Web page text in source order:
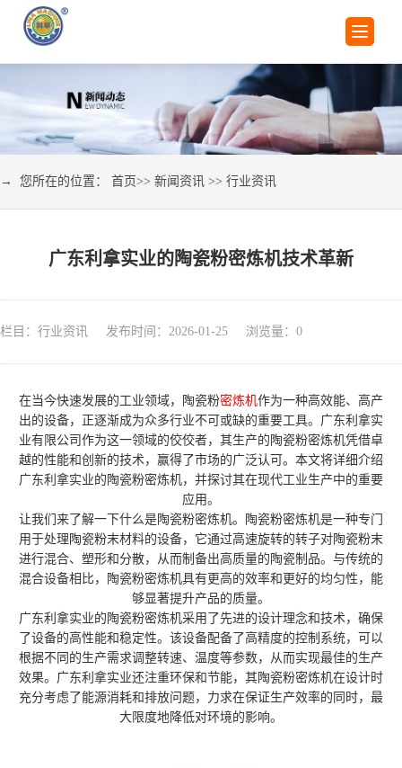
→ 您所在的位置： 首页>> 新闻资讯 >> 行业资讯
广东利拿实业的陶瓷粉密炼机技术革新
栏目：行业资讯 发布时间：2026-01-25 浏览量： 0
在当今快速发展的工业领域，陶瓷粉密炼机作为一种高效能、高产
出的设备，正逐渐成为众多行业不可或缺的重要工具。广东利拿实
业有限公司作为这一领域的佼佼者，其生产的陶瓷粉密炼机凭借卓
越的性能和创新的技术，赢得了市场的广泛认可。本文将详细介绍
广东利拿实业的陶瓷粉密炼机，并探讨其在现代工业生产中的重要
应用。
让我们来了解一下什么是陶瓷粉密炼机。陶瓷粉密炼机是一种专门
用于处理陶瓷粉末材料的设备，它通过高速旋转的转子对陶瓷粉末
进行混合、塑形和分散，从而制备出高质量的陶瓷制品。与传统的
混合设备相比，陶瓷粉密炼机具有更高的效率和更好的均匀性，能
够显著提升产品的质量。
广东利拿实业的陶瓷粉密炼机采用了先进的设计理念和技术，确保
了设备的高性能和稳定性。该设备配备了高精度的控制系统，可以
根据不同的生产需求调整转速、温度等参数，从而实现最佳的生产
效果。广东利拿实业还注重环保和节能，其陶瓷粉密炼机在设计时
充分考虑了能源消耗和排放问题，力求在保证生产效率的同时，最
大限度地降低对环境的影响。